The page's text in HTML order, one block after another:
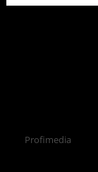
Profimedia